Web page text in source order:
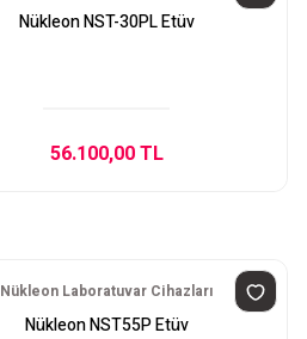
Nükleon NST-30PL Etüv
56.100,00 TL
Nükleon Laboratuvar Cihazları
Nükleon NST55P Etüv